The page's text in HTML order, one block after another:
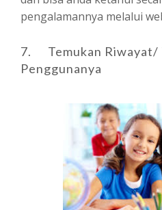
pengalamannya melalui
7. Temukan Riwayat/
Penggunanya